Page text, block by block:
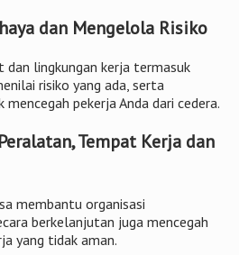
dan Mengelola Risiko
lingkungan kerja termasuk
risiko yang ada, serta
pekerja Anda dari cedera.
Tempat Kerja dan
membantu organisasi
berkelanjutan juga mencegah
yang tidak aman.